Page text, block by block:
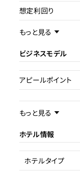
想定利回り
売却スキーム
権利
売却理由
ライセンス種類
現状
もっと見る
ビジネスモデル
アピールポイント
事業内容／事業特徴
ターゲット層
客単価／客室単価
もっと見る
ホテル情報
ホテルタイプ